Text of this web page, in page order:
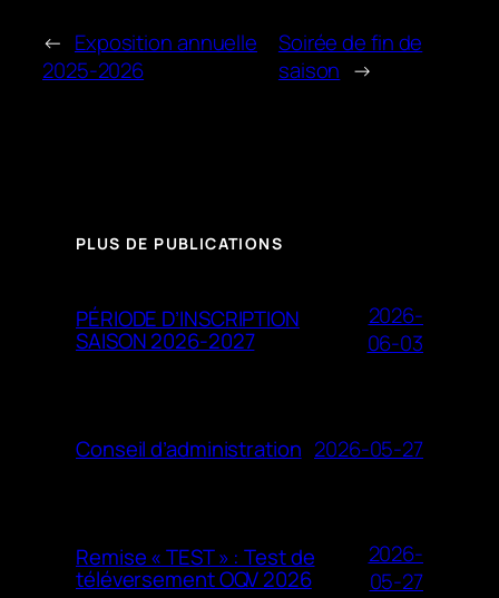
← Exposition annuelle
2025-2026
Soirée de fin de
saison →
PLUS DE PUBLICATIONS
PÉRIODE D’INSCRIPTION
SAISON 2026-2027
2026-
06-03
Conseil d’administration 2026-05-27
Remise « TEST » : Test de
téléversement OQV 2026
2026-
05-27